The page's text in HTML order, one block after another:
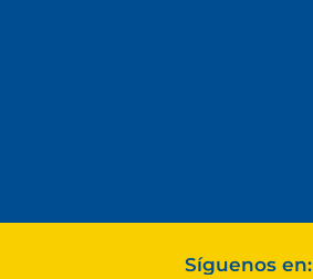
Síguenos en: